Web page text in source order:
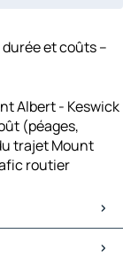
et coûts –
Albert - Keswick
(péages,
trajet Mount
routier